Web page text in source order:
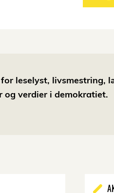
leselyst, livsmestring,
og verdier i demokratiet.